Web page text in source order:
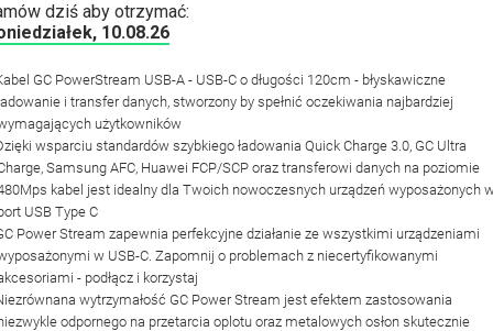
dziś aby otrzymać:
10.08.26
GC PowerStream USB-A - USB-C o długości 120cm - błyskawiczne
i transfer danych, stworzony by spełnić oczekiwania najbardziej
użytkowników
wsparciu standardów szybkiego ładowania Quick Charge 3.0, GC Ultra
Samsung AFC, Huawei FCP/SCP oraz transferowi danych na poziomie
kabel jest idealny dla Twoich nowoczesnych urządzeń wyposażonych
USB Type C
Power Stream zapewnia perfekcyjne działanie ze wszystkimi urządzeniami
w USB-C. Zapomnij o problemach z niecertyfikowanymi
- podłącz i korzystaj
wytrzymałość GC Power Stream jest efektem zastosowania
odpornego na przetarcia oplotu oraz metalowych osłon skutecznie